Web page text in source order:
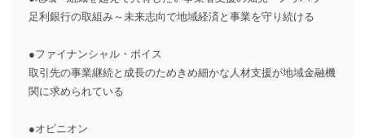
足利銀行の取組み～未来志向で地域経済と事業を守り続ける
●ファイナンシャル・ボイス
取引先の事業継続と成長のためきめ細かな人材支援が地域金融機
関に求められている
●オピニオン